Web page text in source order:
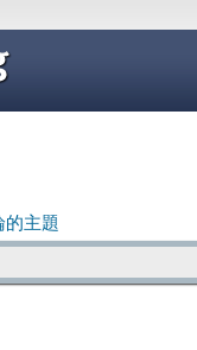
的主題